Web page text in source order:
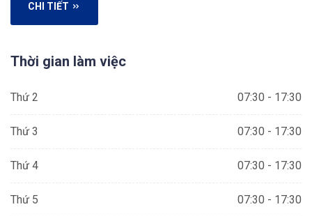
CHI TIẾT
Thời gian làm việc
Thứ 2 07:30 - 17:30
Thứ 3 07:30 - 17:30
Thứ 4 07:30 - 17:30
Thứ 5 07:30 - 17:30